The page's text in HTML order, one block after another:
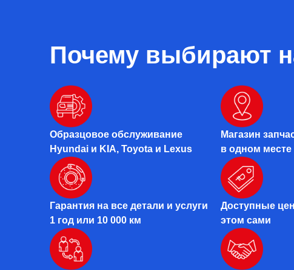
Почему выбирают
Образцовое обслуживание
Hyundai и KIA, Toyota и Lexus
Магазин
в одном месте
Гарантия на все детали и услуги
1 год или 10 000 км
Доступные
этом сами